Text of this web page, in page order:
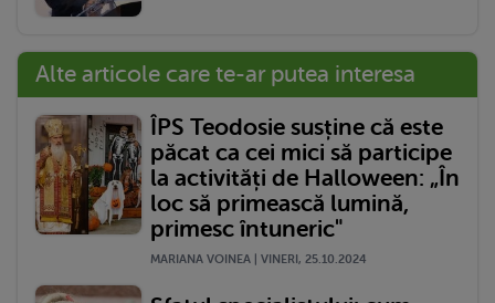
Alte articole care te-ar putea interesa
ÎPS Teodosie susține că este
păcat ca cei mici să participe
la activități de Halloween: „În
loc să primească lumină,
primesc întuneric"
MARIANA VOINEA | VINERI, 25.10.2024